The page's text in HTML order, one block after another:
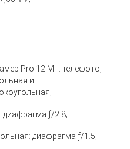
Pro 12 Мп: телефото,
и
ƒ/2.8;
диафрагма ƒ/1.5;